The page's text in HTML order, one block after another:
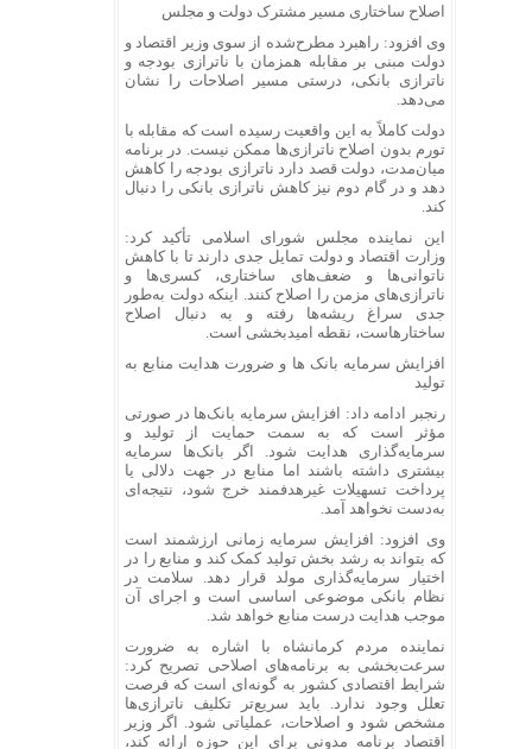
اصلاح ساختاری مسیر مشترک دولت و مجلس
وی افزود: راهبرد مطرح‌شده از سوی وزیر اقتصاد و
دولت مبنی بر مقابله همزمان با ناترازی بودجه و
ناترازی بانکی، درستی مسیر اصلاحات را نشان
می‌دهد.
دولت کاملاً به این واقعیت رسیده است که مقابله با
تورم بدون اصلاح ناترازی‌ها ممکن نیست. در برنامه
میان‌مدت، دولت قصد دارد ناترازی بودجه را کاهش
دهد و در گام دوم نیز کاهش ناترازی بانکی را دنبال
کند.
این نماینده مجلس شورای اسلامی تأکید کرد:
وزارت اقتصاد و دولت تمایل جدی دارند تا با کاهش
ناتوانی‌ها و ضعف‌های ساختاری، کسری‌ها و
ناترازی‌های مزمن را اصلاح کنند. اینکه دولت به‌طور
جدی سراغ ریشه‌ها رفته و به دنبال اصلاح
ساختارهاست، نقطه امیدبخشی است.
افزایش سرمایه بانک‌ ها و ضرورت هدایت منابع به
تولید
رنجبر ادامه داد: افزایش سرمایه بانک‌ها در صورتی
مؤثر است که به سمت حمایت از تولید و
سرمایه‌گذاری هدایت شود. اگر بانک‌ها سرمایه
بیشتری داشته باشند اما منابع در جهت دلالی یا
پرداخت تسهیلات غیرهدفمند خرج شود، نتیجه‌ای
به‌دست نخواهد آمد.
وی افزود: افزایش سرمایه زمانی ارزشمند است
که بتواند به رشد بخش تولید کمک کند و منابع را در
اختیار سرمایه‌گذاری مولد قرار دهد. سلامت در
نظام بانکی موضوعی اساسی است و اجرای آن
موجب هدایت درست منابع خواهد شد.
نماینده مردم کرمانشاه با اشاره به ضرورت
سرعت‌بخشی به برنامه‌های اصلاحی تصریح کرد:
شرایط اقتصادی کشور به گونه‌ای است که فرصت
تعلل وجود ندارد. باید سریع‌تر تکلیف ناترازی‌ها
مشخص شود و اصلاحات، عملیاتی شود. اگر وزیر
اقتصاد برنامه مدونی برای این حوزه ارائه کند،